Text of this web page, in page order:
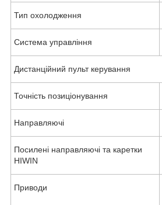
Тип охолодження
Система управління
Дистанційний пульт керування
Точність позиціонування
Направляючі
Посилені направляючі та каретки
HIWIN
Приводи